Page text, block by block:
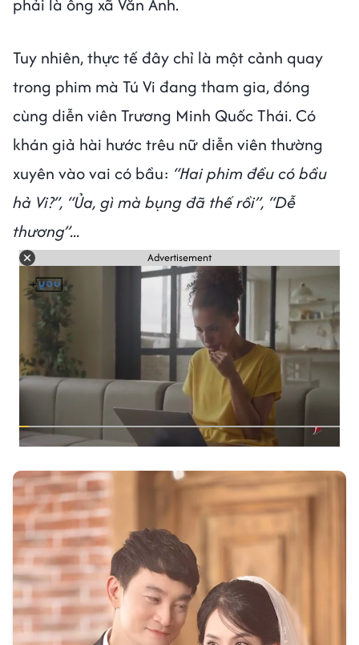
Tuy nhiên, thực tế đây chỉ là một cảnh quay
trong phim mà Tú Vi đang tham gia, đóng
cùng diễn viên Trương Minh Quốc Thái. Có
khán giả hài hước trêu nữ diễn viên thường
xuyên vào vai có bầu: “Hai phim đều có bầu
hả Vi?”, “Ủa, gì mà bụng đã thế rồi”, “Dễ
thương”...
Advertisement